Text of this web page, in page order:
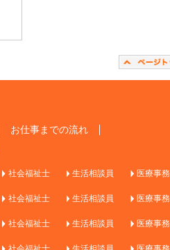
お仕事までの流れ
社会福祉士 生活相談員
医療事務
社会福祉士 生活相談員
医療事務
社会福祉士 生活相談員
医療事務